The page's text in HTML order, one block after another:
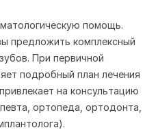
помощь.
предложить комплексный
При первичной
подробный план лечения
на консультацию
ортопеда, ортодонта,